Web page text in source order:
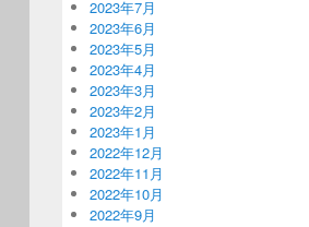
2023年7月
2023年6月
2023年5月
2023年4月
2023年3月
2023年2月
2023年1月
2022年12月
2022年11月
2022年10月
2022年9月